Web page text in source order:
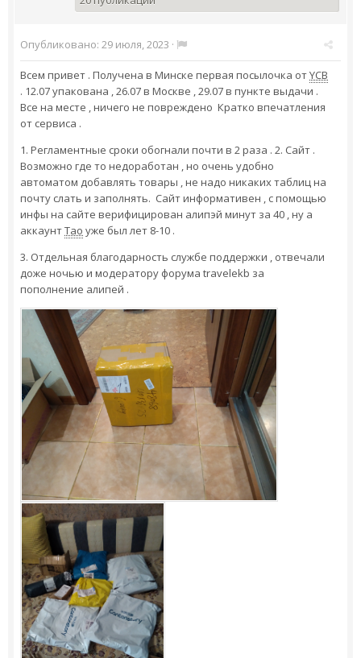
Опубликовано: 29 июля, 2023 ·
Всем привет . Получена в Минске первая посылочка отYCB
. 12.07 упакована , 26.07 в Москве , 29.07 в пункте выдачи .
Все на месте , ничего не повреждено Кратко впечатления
от сервиса .
1. Регламентные сроки обогнали почти в 2 раза . 2. Сайт .
Возможно где то недоработан , но очень удобно
автоматом добавлять товары , не надо никаких таблиц на
почту слать и заполнять. Сайт информативен , с помощью
инфы на сайте верифицирован алипэй минут за 40 , ну а
аккаунтТао уже был лет 8-10 .
3. Отдельная благодарность службе поддержки , отвечали
доже ночью и модератору форума travelekb за
пополнение алипей .